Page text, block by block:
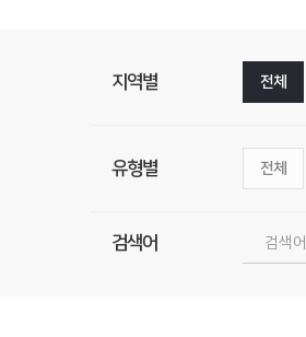
지역별 전체
유형별 전체
검색어